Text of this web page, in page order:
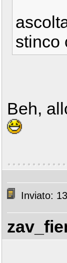
stinco
Beh,
Inviato: